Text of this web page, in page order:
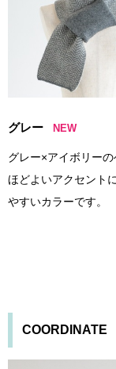
グレー NEW
グレー×アイボリーの
ほどよいアクセント
やすいカラーです。
COORDINATE